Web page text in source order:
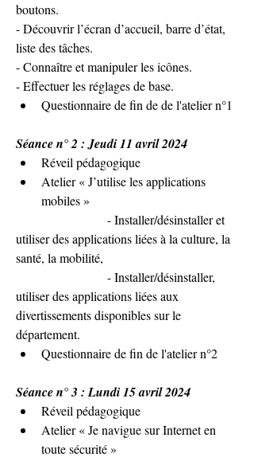
boutons.
- Découvrir l’écran d’accueil, barre d’état,
liste des tâches.
- Connaître et manipuler les icônes.
- Effectuer les réglages de base.
Questionnaire de fin de de l'atelier n°1
Séance n° 2 : Jeudi 11 avril 2024
Réveil pédagogique
Atelier « J’utilise les applications
mobiles »
- Installer/désinstaller et
utiliser des applications liées à la culture, la
santé, la mobilité,
- Installer/désinstaller,
utiliser des applications liées aux
divertissements disponibles sur le
département.
Questionnaire de fin de l'atelier n°2
Séance n° 3 : Lundi 15 avril 2024
Réveil pédagogique
Atelier « Je navigue sur Internet en
toute sécurité »